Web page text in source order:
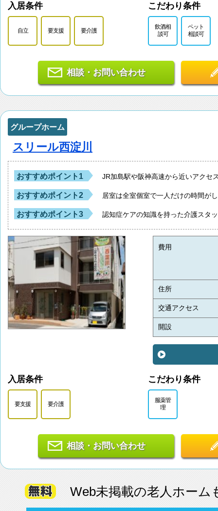
入居条件
自立 要支援 要介護
こだわり条件
飲酒相
談可
ペット
相談可
相談・お問い合わせ
グループホーム
スリール西淀川
おすすめポイント1 JR加島駅や阪神高速から近いアクセ
おすすめポイント2 居室は全室個室で一人だけの時間が
おすすめポイント3 認知症ケアの知識を持った介護スタ
費用
住所
交通アクセス
開設
入居条件
要支援 要介護
こだわり条件
服薬管
理
相談・お問い合わせ
Web未掲載の老人ホーム